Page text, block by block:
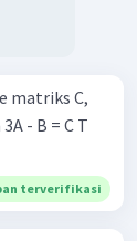
matriks C,
- B = C T
terverifikasi